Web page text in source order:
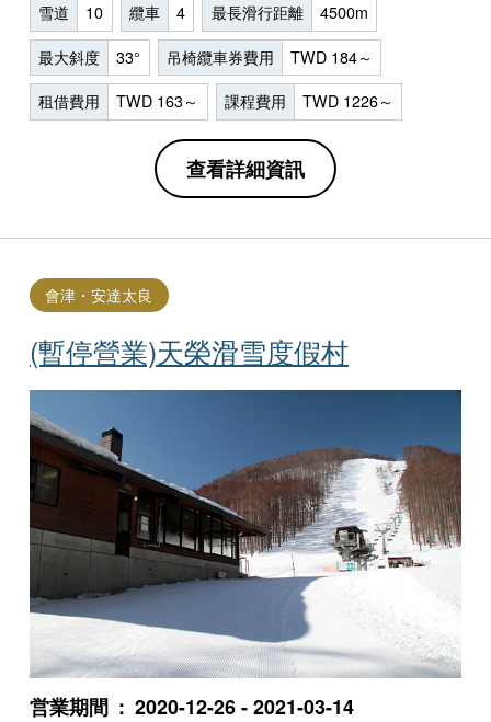
雪道 10 纜車 4 最長滑行距離 4500m
最大斜度 33° 吊椅纜車券費用 TWD 184～
租借費用 TWD 163～ 課程費用 TWD 1226～
查看詳細資訊
(暫停營業)天榮滑雪度假村
會津・安達太良
営業期間 2020-12-26 - 2021-03-14